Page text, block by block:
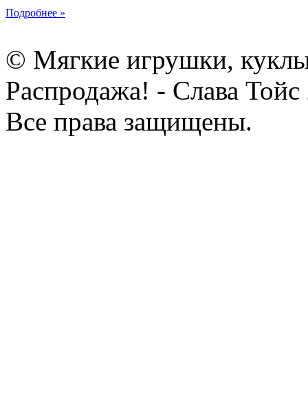
Подробнее »
© Мягкие игрушки,
Распродажа! - Слава Тойс
Все права защищены.